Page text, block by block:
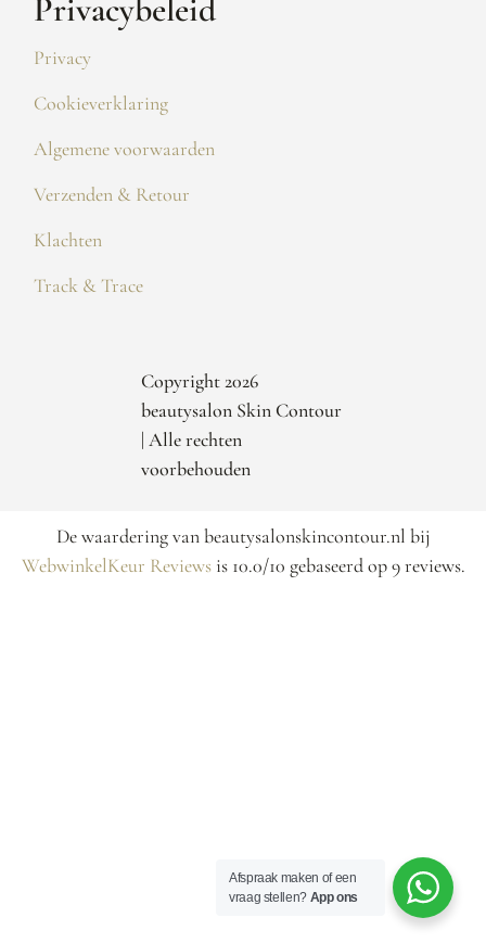
Privacybeleid
Privacy
Cookieverklaring
Algemene voorwaarden
Verzenden & Retour
Klachten
Track & Trace
Copyright 2026
beautysalon Skin Contour
| Alle rechten
voorbehouden
De waardering van beautysalonskincontour.nl bij
WebwinkelKeur Reviewsis 10.0/10 gebaseerd op 9 reviews.
Afspraak maken of een
vraag stellen? App ons